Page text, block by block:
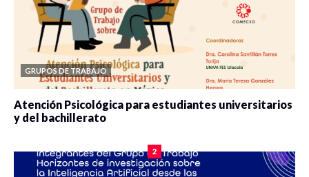
GRUPOS DE TRABAJO
Atención Psicológica para estudiantes universitarios
y del bachillerato
2